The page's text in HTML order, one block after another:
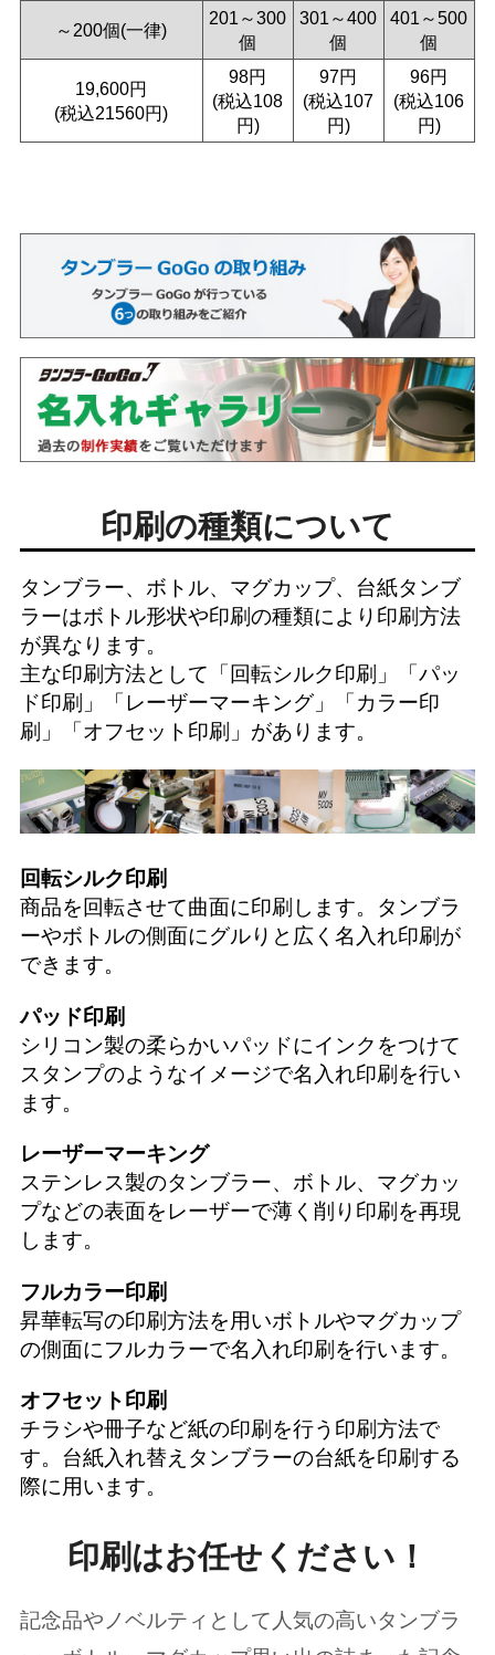
～200個(一律)
201～300
個
301～400
個
401～500
個
19,600円
(税込21560円)
98円
(税込108
円)
97円
(税込107
円)
96円
(税込106
円)
印刷の種類について
タンブラー、ボトル、マグカップ、台紙タンブ
ラーはボトル形状や印刷の種類により印刷方法
が異なります。
主な印刷方法として「 回転シルク印刷 」「 パッ
ド印刷 」「 レーザーマーキング」「 カラー印
刷 」「 オフセット印刷 」があります。
回転シルク印刷
商品を回転させて曲面に印刷します。タンブラ
ーやボトルの側面にグルりと広く名入れ印刷が
できます。
パッド印刷
シリコン製の柔らかいパッドにインクをつけて
スタンプのようなイメージで名入れ印刷を行い
ます。
レーザーマーキング
ステンレス製のタンブラー、ボトル、マグカッ
プなどの表面をレーザーで薄く削り印刷を再現
します。
フルカラー印刷
昇華転写の印刷方法を用いボトルやマグカップ
の側面にフルカラーで名入れ印刷を行います。
オフセット印刷
チラシや冊子など紙の印刷を行う印刷方法で
す。台紙入れ替えタンブラーの台紙を印刷する
際に用います。
印刷はお任せください！
記念品やノベルティとして人気の高いタンブラ